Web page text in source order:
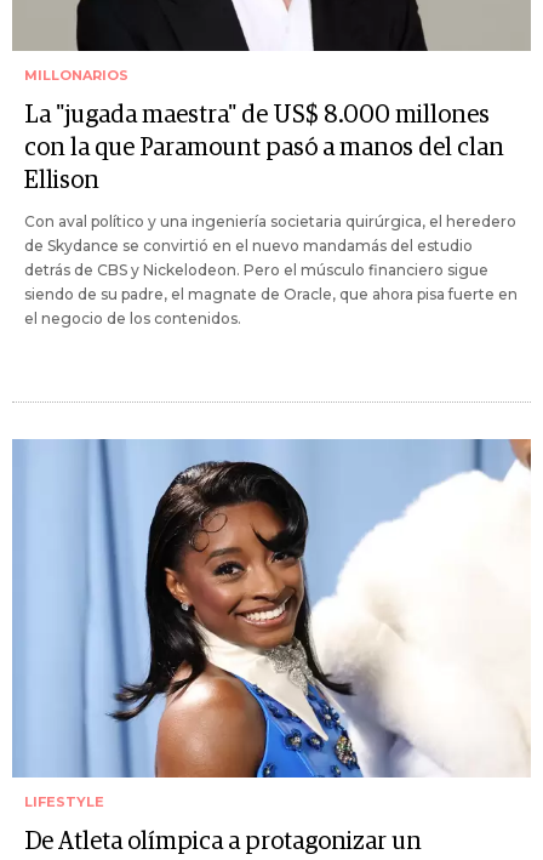
MILLONARIOS
La "jugada maestra" de US$ 8.000 millones
con la que Paramount pasó a manos del clan
Ellison
Con aval político y una ingeniería societaria quirúrgica, el heredero
de Skydance se convirtió en el nuevo mandamás del estudio
detrás de CBS y Nickelodeon. Pero el músculo financiero sigue
siendo de su padre, el magnate de Oracle, que ahora pisa fuerte en
el negocio de los contenidos.
LIFESTYLE
De Atleta olímpica a protagonizar un